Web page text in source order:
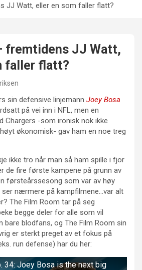
JJ Watt, eller en som faller flatt?
fremtidens JJ Watt,
faller flatt?
sin defensive linjemann Joey Bosa
på vei inn i NFL, men en
Chargers -som ironisk nok ikke
økonomisk- gav ham en noe treg
ikke tro når man så ham spille i fjor
de fire første kampene på grunn av
førsteårssesong som var av høy
ser nærmere på kampfilmene…var alt
The Film Room tar på seg
begge deler for alle som vil
bare blodfans, og The Film Room sin
er sterkt preget av et fokus på
run defense) har du her:
34: Joey Bosa is the next big